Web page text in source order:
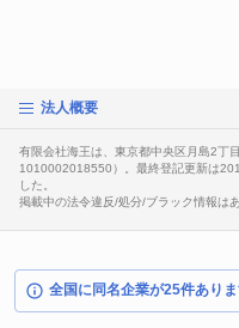
法人概要
有限会社海王は、東京都中央区月島2丁
1010002018550）。最終登記更新は
した。
掲載中の法令違反/処分/ブラック情報はあ
全国に同名企業が25件ありま